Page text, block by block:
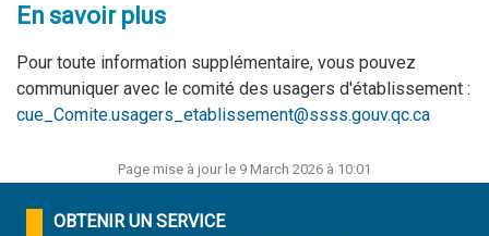
En savoir plus
Pour toute information supplémentaire, vous pouvez
communiquer avec le comité des usagers d'établissement :
cue_Comite.usagers_etablissement@ssss.gouv.qc.ca
Page mise à jour le 9 March 2026 à 10:01
OBTENIR UN SERVICE